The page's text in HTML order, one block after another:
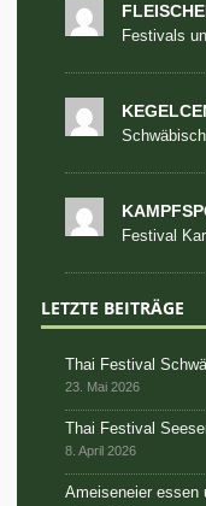
Festivals
Festival
LETZTE BEITRÄGE
Thai Festival
23. Mai 2026
Thai Festival
8. April 2026
Ameiseneier essen